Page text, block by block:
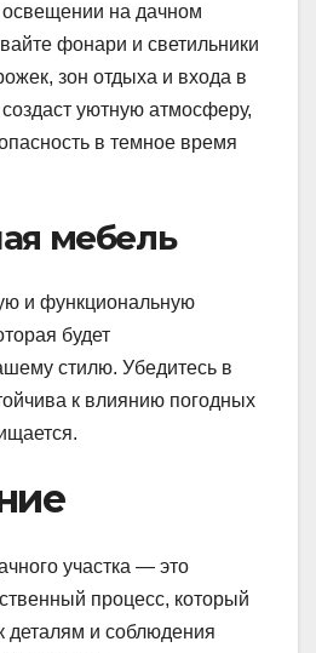
освещении на дачном
фонари и светильники
зон отдыха и входа в
уютную атмосферу,
в темное время
мебель
и функциональную
будет
стилю. Убедитесь в
к влиянию погодных
участка — это
процесс, который
деталям и соблюдения